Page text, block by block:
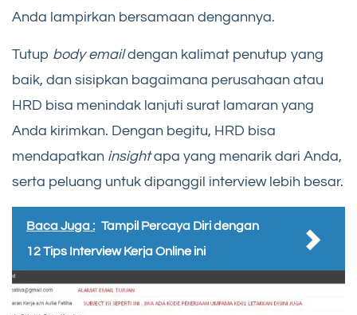
Anda lampirkan bersamaan dengannya.
Tutup body emaildengan kalimat penutup yang
baik, dan sisipkan bagaimana perusahaan atau
HRD bisa menindak lanjuti surat lamaran yang
Anda kirimkan. Dengan begitu, HRD bisa
mendapatkan insightapa yang menarik dari Anda,
serta peluang untuk dipanggil interview lebih besar.
Baca Juga : Tampil Percaya Diri dengan
12 Tips Interview Kerja Online ini